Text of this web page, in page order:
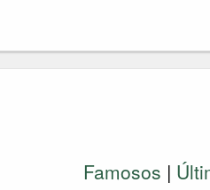
Famosos |